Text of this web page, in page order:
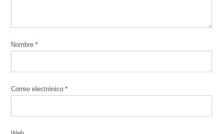
Nombre*
Correo electrónico*